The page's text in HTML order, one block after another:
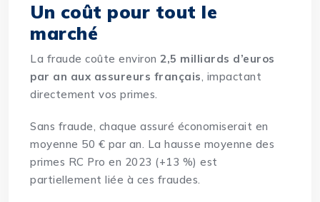
Un coût pour tout le
marché
La fraude coûte environ2,5 milliards d’euros
par an aux assureurs français, impactant
directement vos primes.
Sans fraude, chaque assuré économiserait en
moyenne 50 € par an. La hausse moyenne des
primes RC Pro en 2023 (+13 %) est
partiellement liée à ces fraudes.